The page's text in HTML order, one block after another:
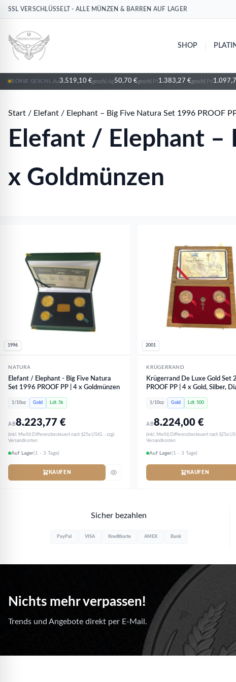
SSL VERSCHLÜSSELT - ALLE MÜNZEN & BARREN AUF LAGER
SHOP PLATIN
BÖRSE GESCHL. Au3.519,10 €geschl. Ag50,70 €geschl. Pt1.383,27 €geschl. Pd
Start / Elefant / Elephant – Big Five Natura Set 1996 PROOF
Elefant / Elephant –
x Goldmünzen
AuGold
1996
NATURA
Elefant / Elephant - Big Five Natura
Set 1996 PROOF PP | 4 x Goldmünzen
1/10oz Gold Ldt. 5k
AB8.223,77€
(inkl. MwSt) Differenzbesteuert nach §25a UStG. · zzgl.
Versandkosten
Auf Lager(1 - 3 Tage)
KAUFEN
AuGold
2001
KRÜGERRAND
Krügerrand De Luxe Gold Set
PROOF PP | 4 x Gold, Silber,
1/10oz Gold Ldt. 500
AB8.224,00€
(inkl. MwSt) Differenzbesteuert nach §25a
Versandkosten
Auf Lager(1 - 3 Tage)
KAUFEN
Sicher bezahlen
PayPal VISA Kreditkarte AMEX Bank
Nichts mehr verpassen!
Trends und Angebote direkt per E-Mail.